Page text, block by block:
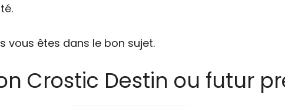
vous êtes dans le bon sujet.
Crostic Destin ou futur